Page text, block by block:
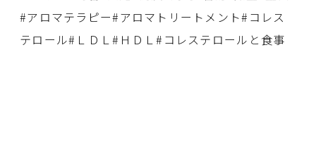
#アロマテラピー#アロマトリートメント#コレス
テロール#ＬＤＬ#ＨＤＬ#コレステロールと食事